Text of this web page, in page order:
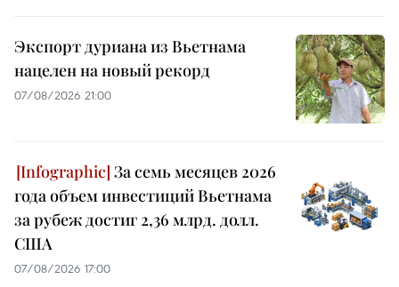
Экспорт дуриана из Вьетнама
нацелен на новый рекорд
07/08/2026 21:00
За семь месяцев 2026
года объем инвестиций Вьетнама
за рубеж достиг 2,36 млрд. долл.
США
07/08/2026 17:00